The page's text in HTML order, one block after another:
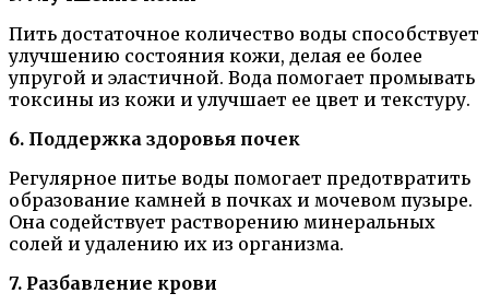
Пить достаточное количество воды способствует
улучшению состояния кожи, делая ее более
упругой и эластичной. Вода помогает промывать
токсины из кожи и улучшает ее цвет и текстуру.
6. Поддержка здоровья почек
Регулярное питье воды помогает предотвратить
образование камней в почках и мочевом пузыре.
Она содействует растворению минеральных
солей и удалению их из организма.
7. Разбавление крови